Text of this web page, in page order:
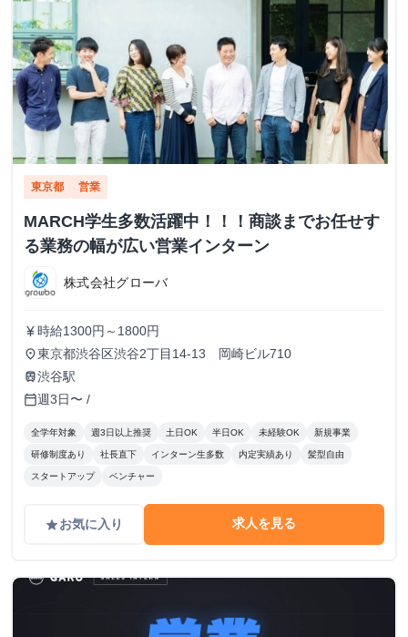
東京都 営業
MARCH学生多数活躍中！！！商談までお任せす
る業務の幅が広い営業インターン
株式会社グローバ
currency_yen 時給1300円～1800円
place東京都渋谷区渋谷2丁目14-13 岡崎ビル710
train渋谷駅
calendar_today週3日〜 /
全学年対象 週3日以上推奨 土日OK 半日OK 未経験OK 新規事業
研修制度あり 社長直下 インターン生多数 内定実績あり 髪型自由
スタートアップ ベンチャー
gradeお気に入り 求人を見る